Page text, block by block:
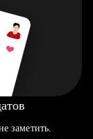
заметить.